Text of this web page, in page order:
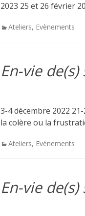
2023 25 et 26 février
Categories
Ateliers, Evènements
En-vie
3-4 décembre 2022
la colère ou la
Categories
Ateliers, Evènements
En-vie